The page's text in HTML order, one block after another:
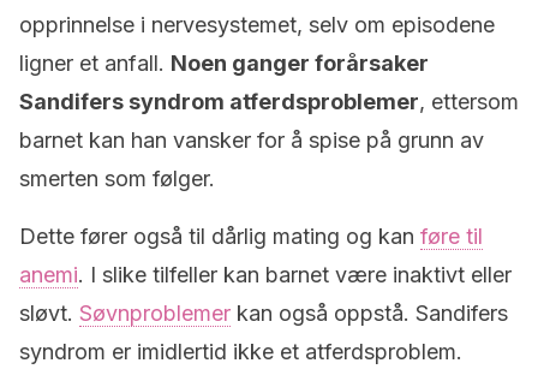
opprinnelse i nervesystemet, selv om episodene
ligner et anfall. Noen ganger forårsaker
Sandifers syndrom atferdsproblemer, ettersom
barnet kan han vansker for å spise på grunn av
smerten som følger.
Dette fører også til dårlig mating og kan føre til
anemi. I slike tilfeller kan barnet være inaktivt eller
sløvt. Søvnproblemer kan også oppstå. Sandifers
syndrom er imidlertid ikke et atferdsproblem.